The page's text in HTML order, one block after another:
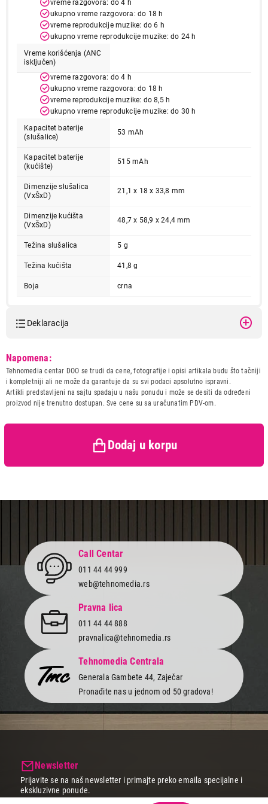
vreme razgovora: do 4 h
ukupno vreme razgovora: do 18 h
vreme reprodukcije muzike: do 6 h
ukupno vreme reprodukcije muzike: do 24 h
Vreme korišćenja (ANC
isključen)
vreme razgovora: do 4 h
ukupno vreme razgovora: do 18 h
vreme reprodukcije muzike: do 8,5 h
ukupno vreme reprodukcije muzike: do 30 h
Kapacitet baterije
(slušalice)
53 mAh
Kapacitet baterije
(kućište)
515 mAh
Dimenzije slušalica
(VxŠxD)
21,1 x 18 x 33,8 mm
Dimenzije kućišta
(VxŠxD)
48,7 x 58,9 x 24,4 mm
Težina slušalica 5 g
Težina kućišta 41,8 g
Boja crna
Deklaracija
Naziv i vrsta robe:
SLUSALICA
Uvoznik:
Repromarket doo
Zemlja porekla:
Kina
Prava potrošača:
Zagarantovana sva prava
zaštiti potrošača
Napomena:
Tehnomedia centar DOO se trudi da cene, fotografije i opisi artikala budu što tačniji
i kompletniji ali ne može da garantuje da su svi podaci apsolutno ispravni.
Artikli predstavljeni na sajtu spadaju u našu ponudu i može se desiti da određeni
proizvod nije trenutno dostupan. Sve cene su sa uračunatim PDV-om.
Dodaj u korpu
Završi kupovinu
Call Centar
011 44 44 999
web@tehnomedia.rs
Pravna lica
011 44 44 888
pravnalica@tehnomedia.rs
Tehnomedia Centrala
Generala Gambete 44, Zaječar
Pronađite nas u jednom od 50 gradova!
Newsletter
Prijavite se na naš newsletter i primajte preko emaila specijalne i
ekskluzivne ponude.